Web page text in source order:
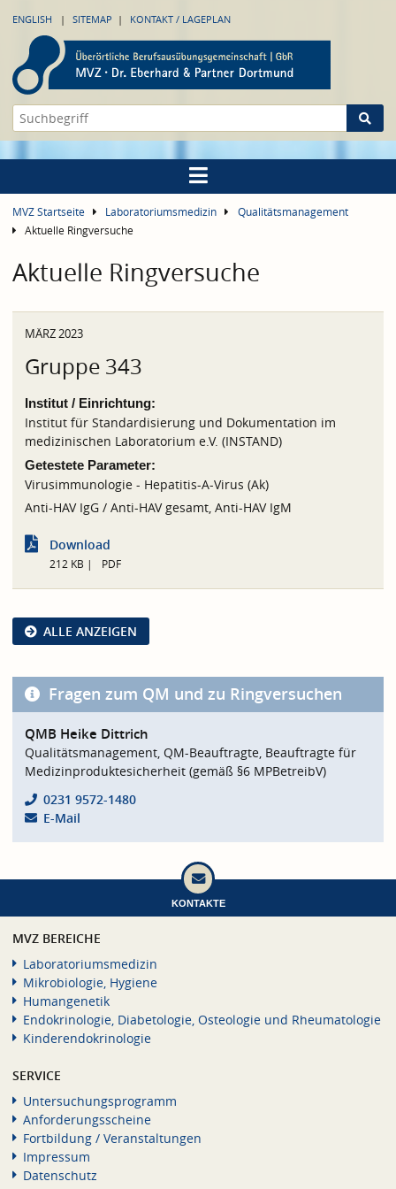
ENGLISH SITEMAP KONTAKT / LAGEPLAN
MVZ Startseite Laboratoriumsmedizin
Qualitätsmanagement
Aktuelle Ringversuche
Aktuelle Ringversuche
MÄRZ 2023
Gruppe 343
Institut / Einrichtung:
Institut für Standardisierung und Dokumentation im
medizinischen Laboratorium e.V. (INSTAND)
Getestete Parameter:
Virusimmunologie - Hepatitis-A-Virus (Ak)
Anti-HAV IgG / Anti-HAV gesamt, Anti-HAV IgM
Download
212 KB PDF
ALLE ANZEIGEN
Fragen zum QM und zu Ringversuchen
QMB Heike Dittrich
Qualitätsmanagement, QM-Beauftragte, Beauftragte für
Medizinproduktesicherheit (gemäß §6 MPBetreibV)
0231 9572-1480
E-Mail
KONTAKTE
MVZ BEREICHE
Laboratoriumsmedizin
Mikrobiologie, Hygiene
Humangenetik
Endokrinologie, Diabetologie, Osteologie und Rheumatologie
Kinderendokrinologie
SERVICE
Untersuchungsprogramm
Anforderungsscheine
Fortbildung / Veranstaltungen
Impressum
Datenschutz